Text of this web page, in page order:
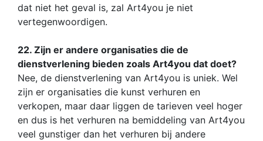
dat niet het geval is, zal Art4you je niet
vertegenwoordigen.
22. Zijn er andere organisaties die de
dienstverlening bieden zoals Art4you dat doet?
Nee, de dienstverlening van Art4you is uniek. Wel
zijn er organisaties die kunst verhuren en
verkopen, maar daar liggen de tarieven veel hoger
en dus is het verhuren na bemiddeling van Art4you
veel gunstiger dan het verhuren bij andere